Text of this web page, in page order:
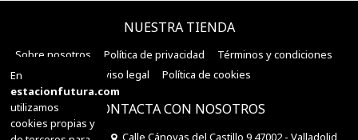
NUESTRA TIENDA
Sobre nosotros Política de privacidad
Términos y condiciones
Aviso legal
Política de cookies
CONTACTA CON NOSOTROS
Estación Futura Calle Cánovas del Castillo 9 47002 - Valladolid
En
estacionfutura.com
utilizamos
cookies propias y